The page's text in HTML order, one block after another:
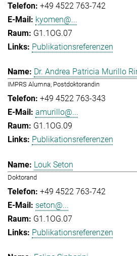
+49 4522 763-742
kyomen@...
G1.1OG.07
Publikationsreferenzen
Dr. Andrea Patricia Murillo
IMPRS Alumna, Postdoktorandin
+49 4522 763-343
amurillo@...
G1.1OG.09
Publikationsreferenzen
Louk Seton
Doktorand
+49 4522 763-742
seton@...
G1.1OG.07
Publikationsreferenzen